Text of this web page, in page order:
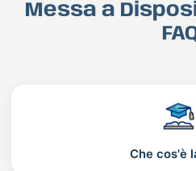
Messa a
Che cos'è